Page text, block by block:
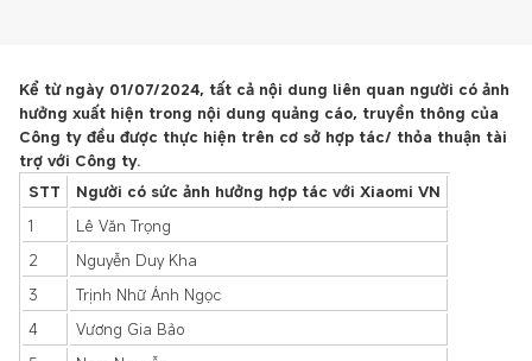
Kể từ ngày 01/07/2024, tất cả nội dung liên quan người có ảnh
hưởng xuất hiện trong nội dung quảng cáo, truyền thông của
Công ty đều được thực hiện trên cơ sở hợp tác/ thỏa thuận tài
trợ với Công ty.
STT
Người có sức ảnh hưởng hợp tác với Xiaomi VN
1
Lê Văn Trọng
2
Nguyễn Duy Kha
3
Trịnh Nhữ Ánh Ngọc
4
Vương Gia Bảo